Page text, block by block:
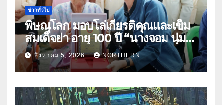
ข่าวทั่วไป
พิษณุโลก มอบโล่เกียรติคุณและเข็ม
สมเด็จย่า อายุ 100 ปี “นางจอม นุ่ม
เนตร” ตำบลบ้านกร่าง อำเภอเมือง
สิงหาคม 5, 2026 NORTHERN